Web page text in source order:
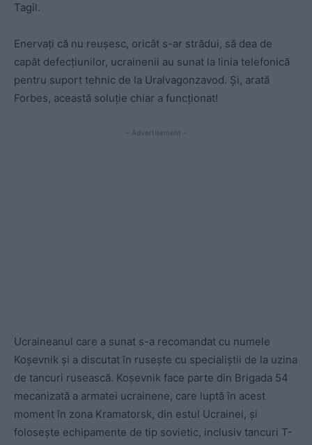
Tagil.
Enervați că nu reușesc, oricât s-ar strădui, să dea de
capăt defecțiunilor, ucrainenii au sunat la linia telefonică
pentru suport tehnic de la Uralvagonzavod. Și, arată
Forbes, această soluție chiar a funcționat!
- Advertisement -
Ucraineanul care a sunat s-a recomandat cu numele
Koșevnik și a discutat în rusește cu specialiștii de la uzina
de tancuri rusească. Koșevnik face parte din Brigada 54
mecanizată a armatei ucrainene, care luptă în acest
moment în zona Kramatorsk, din estul Ucrainei, și
folosește echipamente de tip sovietic, inclusiv tancuri T-